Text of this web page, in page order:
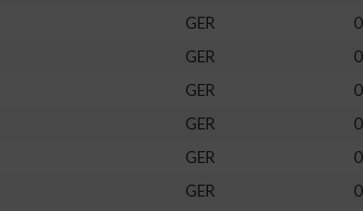
GER
GER
GER
GER
GER
GER